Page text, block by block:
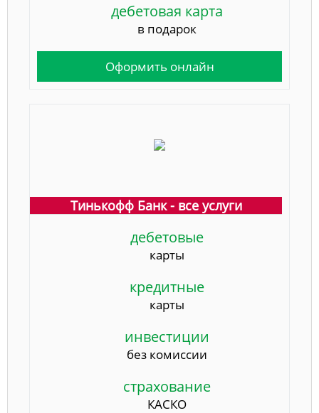
дебетовая карта
в подарок
Оформить онлайн
Тинькофф Банк - все услуги
дебетовые
карты
кредитные
карты
инвестиции
без комиссии
страхование
КАСКО